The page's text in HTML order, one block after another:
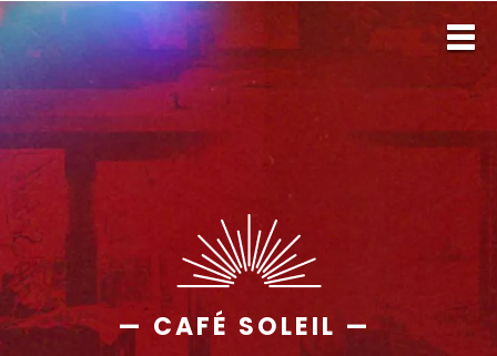
— CAFÉ SOLEIL —